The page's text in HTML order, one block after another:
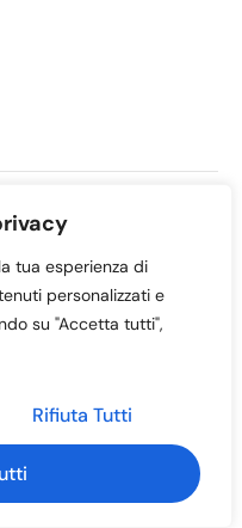
tua esperienza di
personalizzati e
su "Accetta tutti",
Rifiuta Tutti
MUSSOLENTE
Casoni APS